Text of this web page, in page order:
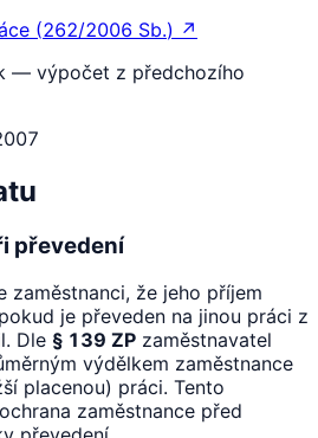
(262/2006 Sb.) ↗
— výpočet z předchozího
převedení
zaměstnanci, že jeho příjem
je převeden na jinou práci z
Dle § 139 ZP zaměstnavatel
výdělkem zaměstnance
placenou) práci. Tento
zaměstnance před